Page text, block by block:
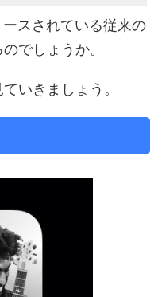
スされている従来の
でしょうか。
いきましょう。